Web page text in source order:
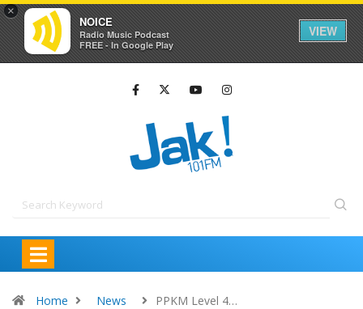
×
NOICE
Radio Music Podcast
FREE - In Google Play
VIEW
Home News PPKM Level 4…